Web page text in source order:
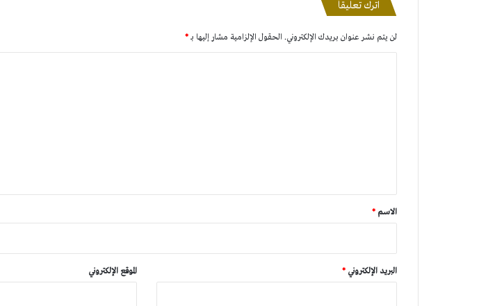
اترك تعليقاً
لن يتم نشر عنوان بريدك الإلكتروني. الحقول الإلزامية مشار إليها بـ*
*
الاسم *
البريد الإلكتروني * الموقع الإلكتروني